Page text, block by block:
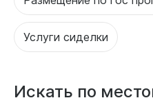
Услуги сиделки
Искать по